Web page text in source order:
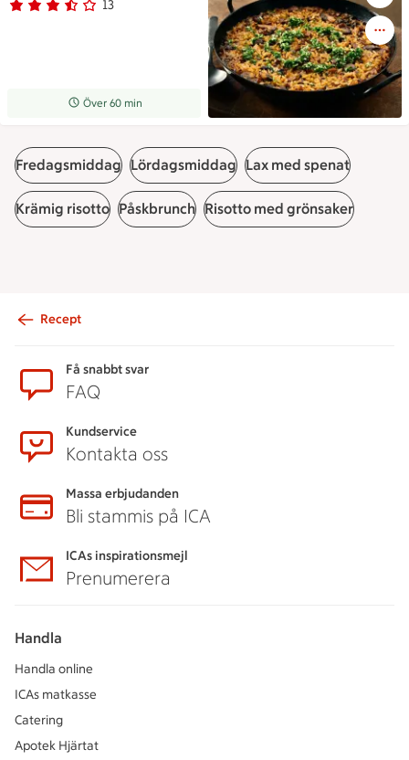
Betyg 3.4 av 5. 13
13 personer har röstat
Receptet tar Över 60 min att tillaga
Över 60 min
Fredagsmiddag Lördagsmiddag Lax med spenat
Krämig risotto Påskbrunch Risotto med grönsaker
Recept
Få snabbt svar
FAQ
Kundservice
Kontakta oss
Massa erbjudanden
Bli stammis på ICA
ICAs inspirationsmejl
Prenumerera
Handla
Handla online
ICAs matkasse
Catering
Apotek Hjärtat